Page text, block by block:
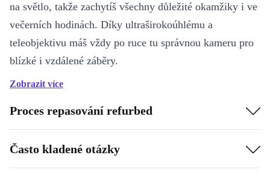
na světlo, takže zachytíš všechny důležité okamžiky i ve
večerních hodinách. Díky ultraširokoúhlému a
teleobjektivu máš vždy po ruce tu správnou kameru pro
blízké i vzdálené záběry.
Čip A16 ti poskytne dostatek výkonu pro každodenní
používání. Když k tomu přidáš větší baterii, výsledkem
je výrazně lepší výdrž! iPhone 14 Pro Max můžete
koupit v těchto konfiguracích:
Zobrazit více
Proces repasování refurbed
Často kladené otázky